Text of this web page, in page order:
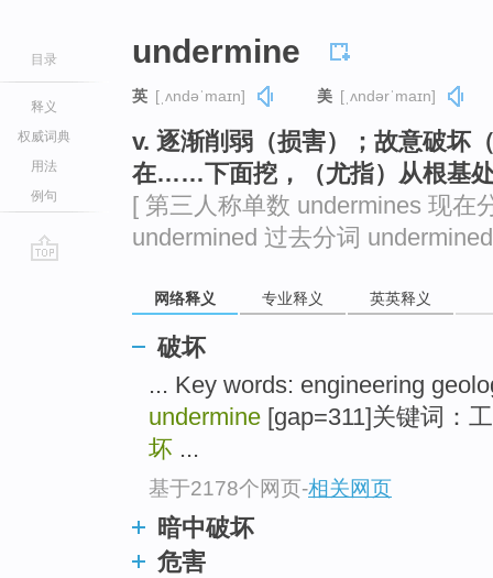
目录
释义
权威词典
用法
例句
undermine
英 [ˌʌndəˈmaɪn] 美 [ˌʌndərˈmaɪn]
v. 逐渐削弱（损害）；故意破坏
在……下面挖，（尤指）从根基
[ 第三人称单数 undermines 现在
undermined 过去分词
网络释义 专业释义 英英释义
破坏
... Key words: engineering
undermine [gap=311]关键词：
坏 ...
基于2178个网页-相关网页
暗中破坏
危害